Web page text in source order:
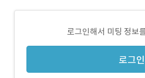
로그인해서 미팅 정보
로그인